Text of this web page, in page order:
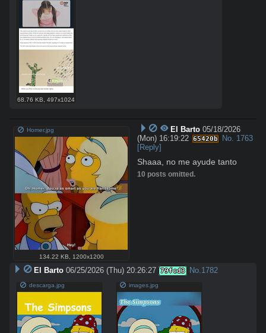
68.76 KB,497x1024
Homer.jpg
134.22 KB 1200x1200
El Barto 05/18/2026
(Mon) 16:19:22 65420b No. 1763
[Reply]
Shaaa, no me ayude tanto
10 posts omitted.
El Barto 06/25/2026 (Thu) 20:26:27 79fcd3 No.1782
descarga.jpg images.jpg